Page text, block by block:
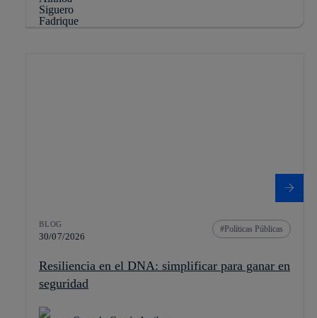
BLOG
30/07/2026
Políticas Públicas
Resiliencia en el DNA: simplificar para ganar en
seguridad